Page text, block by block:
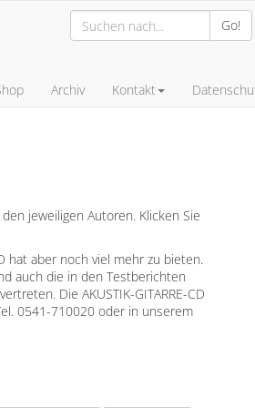
Go!
Archiv Kontakt
jeweiligen Autoren. Klicken Sie
hat aber noch viel mehr zu bieten.
auch die in den Testberichten
Die AKUSTIK-GITARRE-CD
0541-710020 oder in unserem